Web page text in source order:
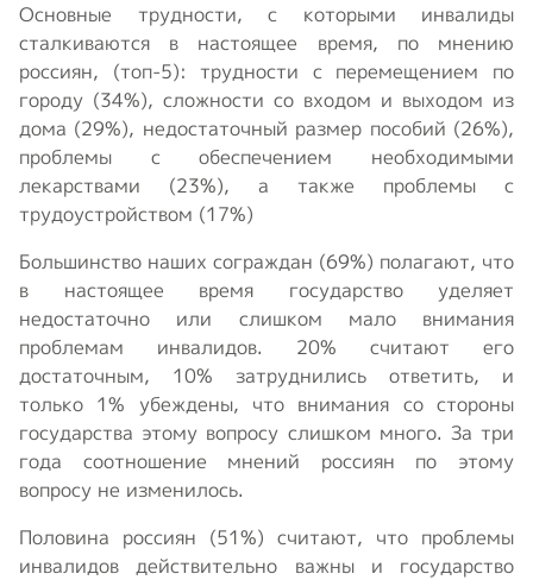
Основные трудности, с которыми инвалиды
сталкиваются в настоящее время, по мнению
россиян, (топ-5): трудности с перемещением по
городу (34%), сложности со входом и выходом из
дома (29%), недостаточный размер пособий (26%),
проблемы с обеспечением необходимыми
лекарствами (23%), а также проблемы с
трудоустройством (17%)
Большинство наших сограждан (69%) полагают, что
в настоящее время государство уделяет
недостаточно или слишком мало внимания
проблемам инвалидов. 20% считают его
достаточным, 10% затруднились ответить, и
только 1% убеждены, что внимания со стороны
государства этому вопросу слишком много. За три
года соотношение мнений россиян по этому
вопросу не изменилось.
Половина россиян (51%) считают, что проблемы
инвалидов действительно важны и государство